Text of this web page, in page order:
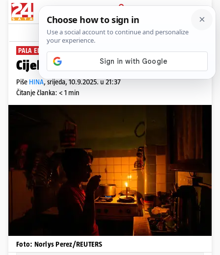
PRIJAVA
News Komentari
PALA ELEKTRIČNA MREŽA
Cijela Kuba ostala bez struje...
Piše HINA,srijeda, 10.9.2025. u 21:37
Čitanje članka: < 1 min
Foto: Norlys Perez/REUTERS